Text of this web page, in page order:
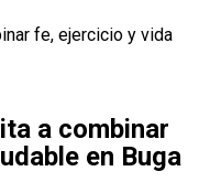
a combinar
en Buga